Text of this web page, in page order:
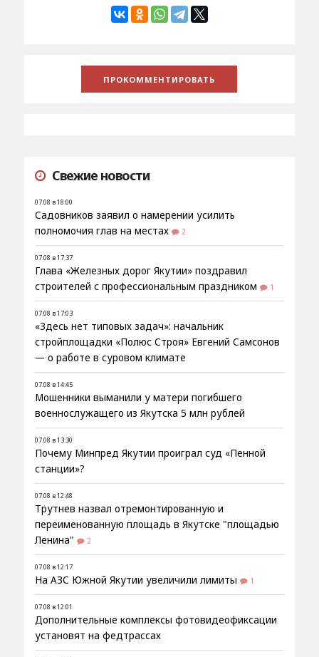
Свежие новости
07.08 в 18:00
Садовников заявил о намерении усилить
полномочия глав на местах
2
07.08 в 17:37
Глава «Железных дорог Якутии» поздравил
строителей с профессиональным праздником
1
07.08 в 17:03
«Здесь нет типовых задач»: начальник
стройплощадки «Полюс Строя» Евгений Самсонов
— о работе в суровом климате
07.08 в 14:45
Мошенники выманили у матери погибшего
военнослужащего из Якутска 5 млн рублей
07.08 в 13:30
Почему Минпред Якутии проиграл суд «Пенной
станции»?
07.08 в 12:48
Трутнев назвал отремонтированную и
переименованную площадь в Якутске "площадью
Ленина"
2
07.08 в 12:17
На АЗС Южной Якутии увеличили лимиты 1
07.08 в 12:01
Дополнительные комплексы фотовидеофиксации
установят на федтрассах